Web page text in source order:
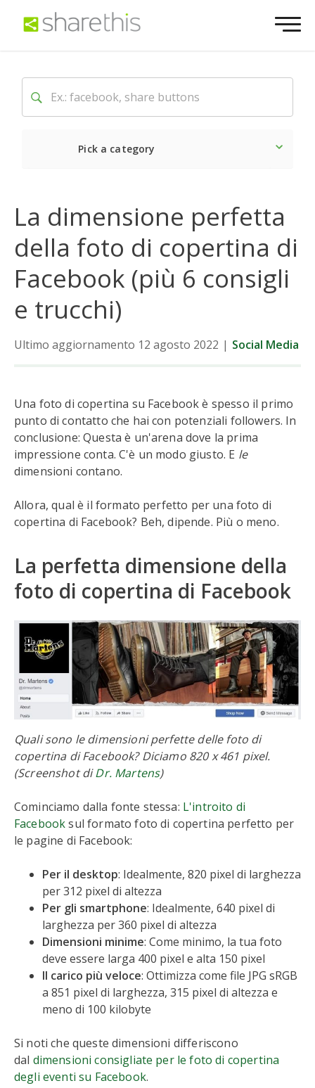
Pick a category
La dimensione perfetta
della foto di copertina di
Facebook (più 6 consigli
e trucchi)
Ultimo aggiornamento 12 agosto 2022 | Social Media
Una foto di copertina su Facebook è spesso il primo
punto di contatto che hai con potenziali followers. In
conclusione: Questa è un'arena dove la prima
impressione conta. C'è un modo giusto. E le
dimensioni contano.
Allora, qual è il formato perfetto per una foto di
copertina di Facebook? Beh, dipende. Più o meno.
La perfetta dimensione della
foto di copertina di Facebook
Quali sono le dimensioni perfette delle foto di
copertina di Facebook? Diciamo 820 x 461 pixel.
(Screenshot diDr. Martens)
Cominciamo dalla fonte stessa: L'introito di
Facebooksul formato foto di copertina perfetto per
le pagine di Facebook:
Per il desktop: Idealmente, 820 pixel di larghezza
per 312 pixel di altezza
Per gli smartphone: Idealmente, 640 pixel di
larghezza per 360 pixel di altezza
Dimensioni minime: Come minimo, la tua foto
deve essere larga 400 pixel e alta 150 pixel
Il carico più veloce: Ottimizza come file JPG sRGB
a 851 pixel di larghezza, 315 pixel di altezza e
meno di 100 kilobyte
Si noti che queste dimensioni differiscono
dal dimensioni consigliate per le foto di copertina
degli eventi su Facebook.